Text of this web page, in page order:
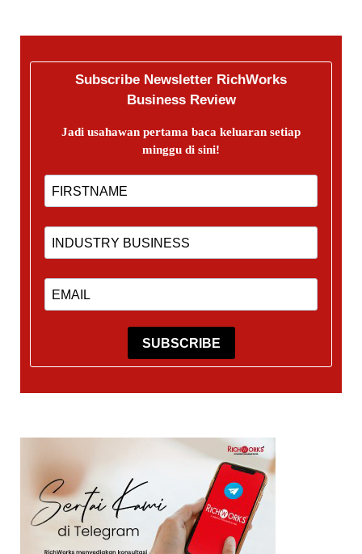
Subscribe Newsletter RichWorks
Business Review
Jadi usahawan pertama baca keluaran setiap
minggu di sini!
SUBSCRIBE